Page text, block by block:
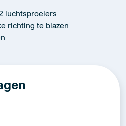
luchtsproeiers
richting te blazen